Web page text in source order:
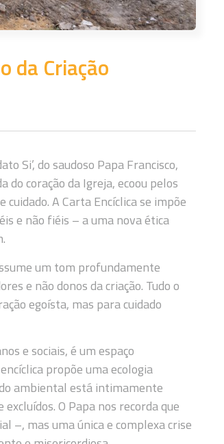
da Criação
Si’, do saudoso Papa Francisco,
do coração da Igreja, ecoou pelos
A Carta Encíclica se impõe
e não fiéis – a uma nova ética
um tom profundamente
e não donos da criação. Tudo o
egoísta, mas para cuidado
e sociais, é um espaço
propõe uma ecologia
ambiental está intimamente
O Papa nos recorda que
–, mas uma única e complexa crise